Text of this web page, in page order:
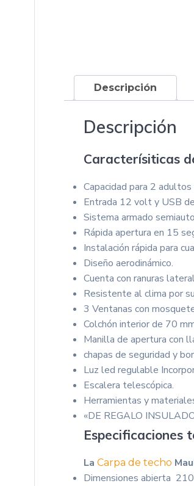
Descripción
Descripción
Caracterísiticas
Capacidad para 2 adultos
Entrada 12 volt y USB
Sistema armado
Rápida apertura en 15
Instalación rápida para
Diseño aerodinámico.
Cuenta con ranuras
Resistente al clima por
3 Ventanas con
Colchón interior de 70
Manilla de apertura con
chapas de seguridad y
Luz led regulable
Escalera telescópica.
Herramientas y
«DE REGALO
Especificaciones
La Carpa de techo
Dimensiones abierta